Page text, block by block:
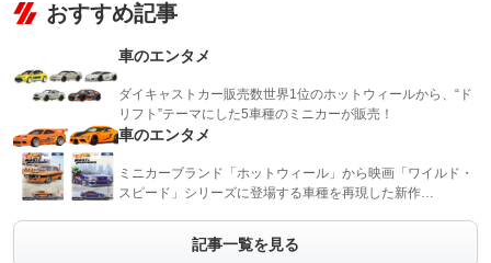
おすすめ記事
車のエンタメ
ダイキャストカー販売数世界1位のホットウィールから、“ド
リフト”テーマにした5車種のミニカーが販売！
車のエンタメ
ミニカーブランド「ホットウィール」から映画「ワイルド・
スピード」シリーズに登場する車種を再現した新作…
記事一覧を見る